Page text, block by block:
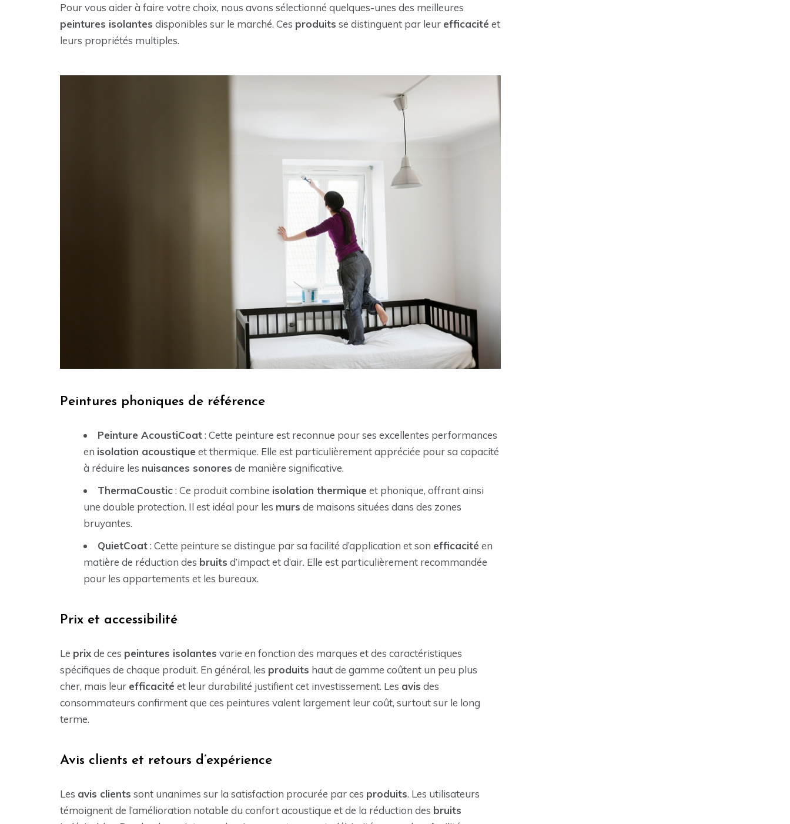
Pour vous aider à faire votre choix, nous avons sélectionné quelques-unes des meilleures
peintures isolantes disponibles sur le marché. Ces produits se distinguent par leur efficacité et
leurs propriétés multiples.
Peintures phoniques de référence
Peinture AcoustiCoat: Cette peinture est reconnue pour ses excellentes performances
en isolation acoustique et thermique. Elle est particulièrement appréciée pour sa capacité
à réduire les nuisances sonores de manière significative.
ThermaCoustic: Ce produit combine isolation thermique et phonique, offrant ainsi
une double protection. Il est idéal pour les murs de maisons situées dans des zones
bruyantes.
QuietCoat: Cette peinture se distingue par sa facilité d’application et son efficacité en
matière de réduction des bruits d’impact et d’air. Elle est particulièrement recommandée
pour les appartements et les bureaux.
Prix et accessibilité
Le prixde ces peintures isolantes varie en fonction des marques et des caractéristiques
spécifiques de chaque produit. En général, les produits haut de gamme coûtent un peu plus
cher, mais leur efficacité et leur durabilité justifient cet investissement. Les avis des
consommateurs confirment que ces peintures valent largement leur coût, surtout sur le long
terme.
Avis clients et retours d’expérience
Les avis clients sont unanimes sur la satisfaction procurée par ces produits. Les utilisateurs
témoignent de l’amélioration notable du confort acoustique et de la réduction des bruits